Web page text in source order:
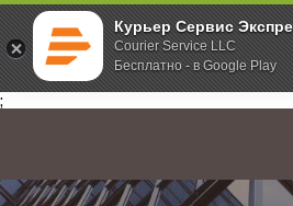
Курьер Сервис
Courier Service LLC
Бесплатно - в Google Play
;
Главная О компании Новости